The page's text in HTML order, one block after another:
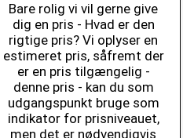
Bare rolig vi vil gerne give
dig en pris - Hvad er den
rigtige pris? Vi oplyser en
estimeret pris, såfremt der
er en pris tilgængelig -
denne pris - kan du som
udgangspunkt bruge som
indikator for prisniveauet,
men det er nødvendigvis